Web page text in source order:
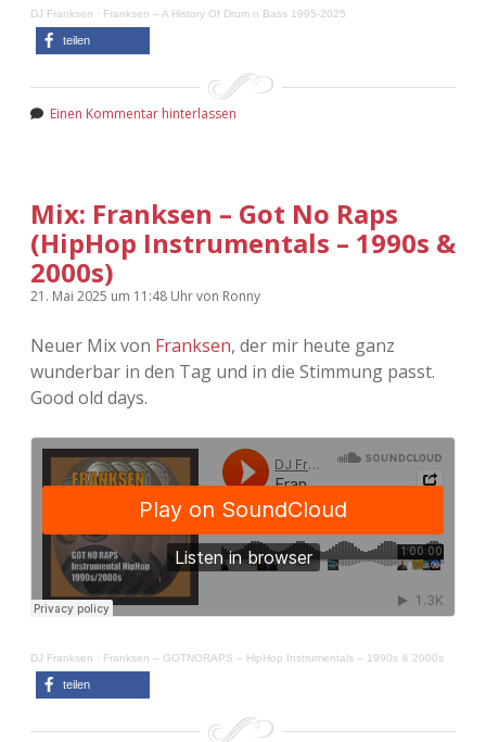
DJ Franksen · Franksen – A History Of Drum n Bass 1995-2025
teilen
Einen Kommentar hinterlassen
Mix: Franksen – Got No Raps
(HipHop Instrumentals – 1990s &
2000s)
21. Mai 2025 um 11:48 Uhrvon Ronny
Neuer Mix von Franksen, der mir heute ganz
wunderbar in den Tag und in die Stimmung passt.
Good old days.
DJ Franksen · Franksen – GOTNORAPS – HipHop Instrumentals – 1990s & 2000s
teilen